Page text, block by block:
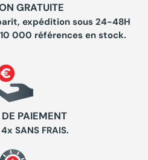
GRATUITE
expédition sous 24-48H
000 références en stock.
PAIEMENT
SANS FRAIS.